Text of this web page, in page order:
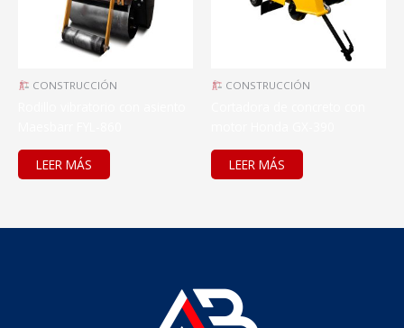
CONSTRUCCIÓN
LEER MÁS
CONSTRUCCIÓN
LEER MÁS